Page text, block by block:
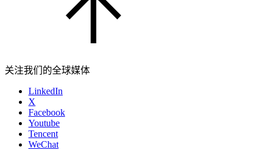
关注我们的全球媒体
LinkedIn
X
Facebook
Youtube
Tencent
WeChat